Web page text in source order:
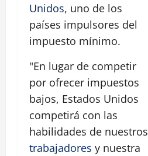
Unidos, uno de los
países impulsores del
impuesto mínimo.
"En lugar de competir
por ofrecer impuestos
bajos, Estados Unidos
competirá con las
habilidades de nuestros
trabajadores y nuestra